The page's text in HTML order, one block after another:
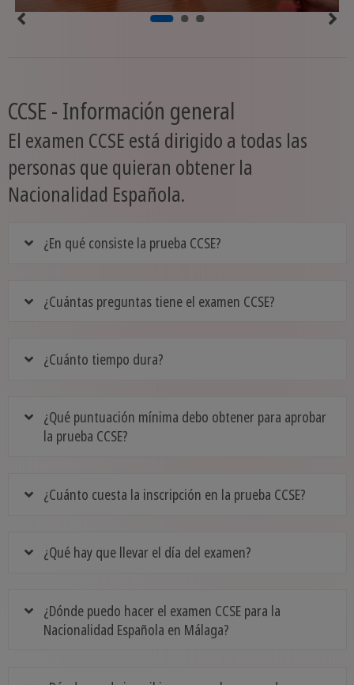
CCSE - Información general
El examen CCSE está dirigido a todas las
personas que quieran obtener la
Nacionalidad Española.
¿En qué consiste la prueba CCSE?
¿Cuántas preguntas tiene el examen CCSE?
¿Cuánto tiempo dura?
¿Qué puntuación mínima debo obtener para aprobar
la prueba CCSE?
¿Cuánto cuesta la inscripción en la prueba CCSE?
¿Qué hay que llevar el día del examen?
¿Dónde puedo hacer el examen CCSE para la
Nacionalidad Española en Málaga?